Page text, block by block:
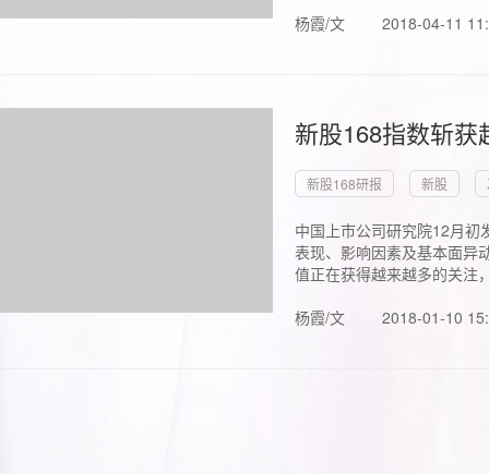
杨霞/文 2018-04-11
新股168指数斩
新股168研报 新股
中国上市公司研究院12月初
表现、影响因素及基本面异
值正在获得越来越多的关注
杨霞/文
2018-01-10